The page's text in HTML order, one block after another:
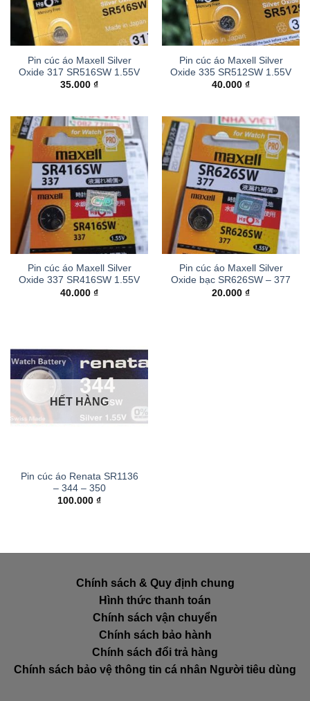
Pin cúc áo Maxell Silver
Oxide 317 SR516SW 1.55V
35.000 ₫
Pin cúc áo Maxell Silver
Oxide 335 SR512SW 1.55V
40.000 ₫
Pin cúc áo Maxell Silver
Oxide 337 SR416SW 1.55V
40.000 ₫
Pin cúc áo Maxell Silver
Oxide bạc SR626SW – 377
20.000 ₫
HẾT HÀNG
Pin cúc áo Renata SR1136
– 344 – 350
100.000 ₫
Chính sách & Quy định chung
Hình thức thanh toán
Chính sách vận chuyển
Chính sách bảo hành
Chính sách đổi trả hàng
Chính sách bảo vệ thông tin cá nhân Người tiêu dùng